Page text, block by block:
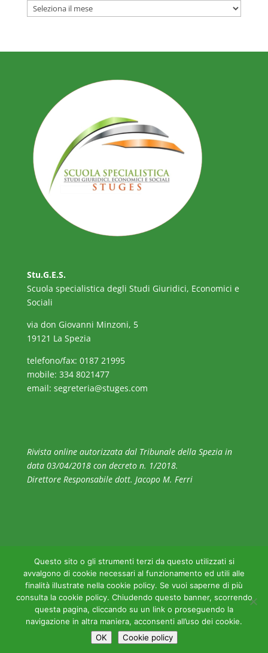
ARCHIVIO
Stu.G.E.S.
Scuola specialistica degli Studi Giuridici, Economici e
Sociali
via don Giovanni Minzoni, 5
19121 La Spezia
telefono/fax: 0187 21995
mobile: 334 8021477
email: segreteria@stuges.com
Rivista online autorizzata dal Tribunale della Spezia in
data 03/04/2018 con decreto n. 1/2018.
Direttore Responsabile dott. Jacopo M. Ferri
Privacy e Disclaimer
Questo sito o gli strumenti terzi da questo utilizzati si
avvalgono di cookie necessari al funzionamento ed utili alle
finalità illustrate nella cookie policy. Se vuoi saperne di più
consulta la cookie policy. Chiudendo questo banner, scorrendo
questa pagina, cliccando su un link o proseguendo la
navigazione in altra maniera, acconsenti all’uso dei cookie.
OK
Cookie policy